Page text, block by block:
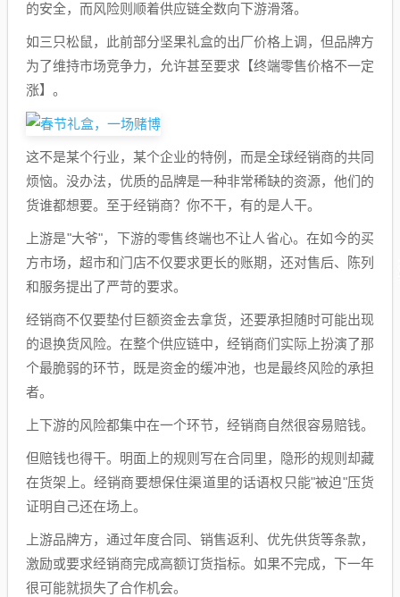
的安全，而风险则顺着供应链全数向下游滑落。
如三只松鼠，此前部分坚果礼盒的出厂价格上调，但品牌方
为了维持市场竞争力，允许甚至要求【终端零售价格不一定
涨】。
这不是某个行业，某个企业的特例，而是全球经销商的共同
烦恼。没办法，优质的品牌是一种非常稀缺的资源，他们的
货谁都想要。至于经销商？你不干，有的是人干。
上游是"大爷"，下游的零售终端也不让人省心。在如今的买
方市场，超市和门店不仅要求更长的账期，还对售后、陈列
和服务提出了严苛的要求。
经销商不仅要垫付巨额资金去拿货，还要承担随时可能出现
的退换货风险。在整个供应链中，经销商们实际上扮演了那
个最脆弱的环节，既是资金的缓冲池，也是最终风险的承担
者。
上下游的风险都集中在一个环节，经销商自然很容易赔钱。
但赔钱也得干。明面上的规则写在合同里，隐形的规则却藏
在货架上。经销商要想保住渠道里的话语权只能"被迫"压货
证明自己还在场上。
上游品牌方，通过年度合同、销售返利、优先供货等条款，
激励或要求经销商完成高额订货指标。如果不完成，下一年
很可能就损失了合作机会。